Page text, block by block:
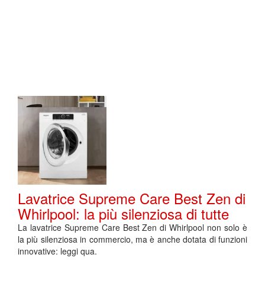
Lavatrice Supreme Care Best Zen di
Whirlpool: la più silenziosa di tutte
La lavatrice Supreme Care Best Zen di Whirlpool non solo è
la più silenziosa in commercio, ma è anche dotata di funzioni
innovative: leggi qua.